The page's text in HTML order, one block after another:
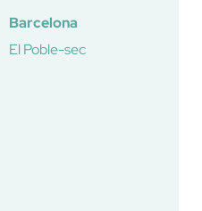
Barcelona
El Poble-sec